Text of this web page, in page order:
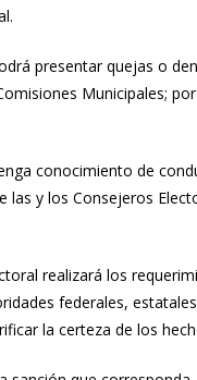
presentar quejas o
Municipales;
conocimiento de
y los Consejeros
realizará los
federales,
la certeza de los